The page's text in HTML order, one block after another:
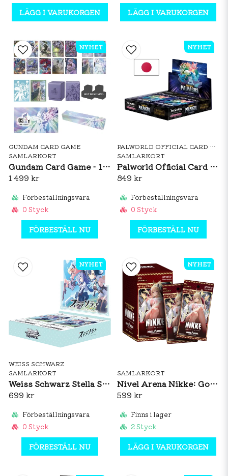
LÄGG I VARUKORGEN LÄGG I VARUKORGEN
GUNDAM CARD GAME
SAMLARKORT
Gundam Card Game - 1st Anniversary Set
1 499 kr
Förbeställningsvara
0 Styck
FÖRBESTÄLL NU
NYHET
PALWORLD OFFICIAL CARD GAME
SAMLARKORT
Palworld Official Card Game Dawn of Palpagos BP01 Booster Box (JP)
849 kr
Förbeställningsvara
0 Styck
FÖRBESTÄLL NU
NYHET
WEISS SCHWARZ
SAMLARKORT
Weiss Schwarz Stella Sora Booster Box (JP)
699 kr
Förbeställningsvara
0 Styck
FÖRBESTÄLL NU
NYHET
SAMLARKORT
Nivel Arena Nikke: Goddes Of Victory - The Kingdom BT02 Booster Box (JP)
599 kr
Finns i lager
2 Styck
LÄGG I VARUKORGEN
NYHET